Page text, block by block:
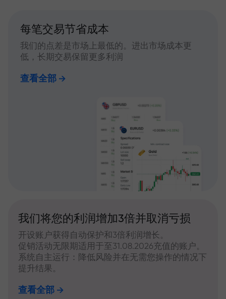
每笔交易节省成本
我们的点差是市场上最低的。进出市场成本更
低，长期交易保留更多利润
查看全部
我们将您的利润增加3倍并取消亏损
开设账户获得自动保护和3倍利润增长。
促销活动无限期适用于至31.08.2026充值的账户。
系统自主运行：降低风险并在无需您操作的情况下
提升结果。
查看全部